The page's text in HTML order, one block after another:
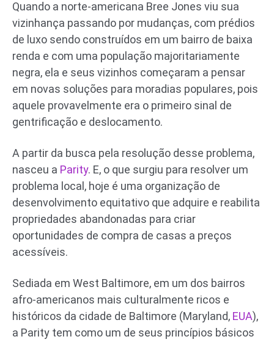
Quando a norte-americana Bree Jones viu sua
vizinhança passando por mudanças, com prédios
de luxo sendo construídos em um bairro de baixa
renda e com uma população majoritariamente
negra, ela e seus vizinhos começaram a pensar
em novas soluções para moradias populares, pois
aquele provavelmente era o primeiro sinal de
gentrificação e deslocamento.
A partir da busca pela resolução desse problema,
nasceu a Parity. E, o que surgiu para resolver um
problema local, hoje é uma organização de
desenvolvimento equitativo que adquire e reabilita
propriedades abandonadas para criar
oportunidades de compra de casas a preços
acessíveis.
Sediada em West Baltimore, em um dos bairros
afro-americanos mais culturalmente ricos e
históricos da cidade de Baltimore (Maryland, EUA),
a Parity tem como um de seus princípios básicos